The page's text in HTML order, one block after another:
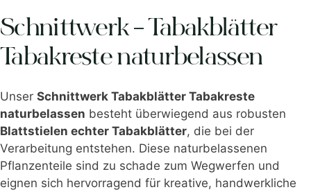
Schnittwerk – Tabakblätter
Tabakreste naturbelassen
Unser Schnittwerk Tabakblätter Tabakreste
naturbelassen besteht überwiegend aus robusten
Blattstielen echter Tabakblätter, die bei der
Verarbeitung entstehen. Diese naturbelassenen
Pflanzenteile sind zu schade zum Wegwerfen und
eignen sich hervorragend für kreative, handwerkliche